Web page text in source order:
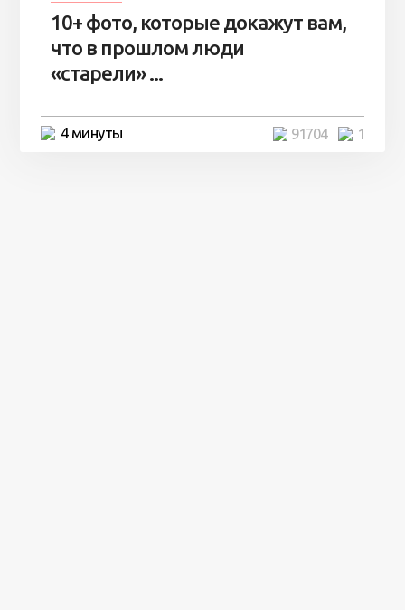
10+ фото, которые докажут вам,
что в прошлом люди
«старели» ...
4 минуты 1
91704